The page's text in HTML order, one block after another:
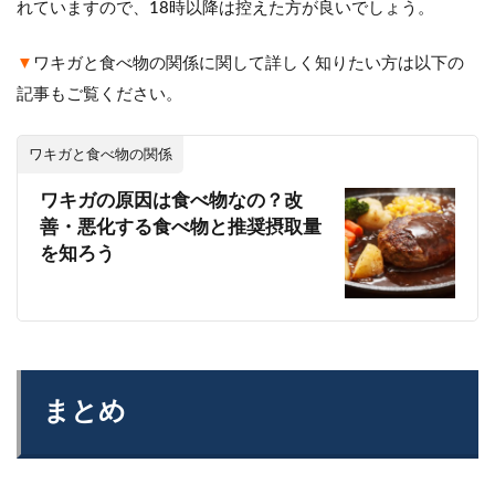
れていますので、18時以降は控えた方が良いでしょう。
▼ ワキガと食べ物の関係に関して詳しく知りたい方は以下の
記事もご覧ください。
ワキガと食べ物の関係
ワキガの原因は食べ物なの？改
善・悪化する食べ物と推奨摂取量
を知ろう
まとめ